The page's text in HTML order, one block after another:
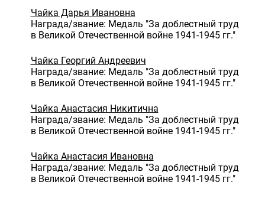
Чайка Дарья Ивановна
Награда/звание: Медаль "За доблестный труд
в Великой Отечественной войне 1941-1945 гг."
Чайка Георгий Андреевич
Награда/звание: Медаль "За доблестный труд
в Великой Отечественной войне 1941-1945 гг."
Чайка Анастасия Никитична
Награда/звание: Медаль "За доблестный труд
в Великой Отечественной войне 1941-1945 гг."
Чайка Анастасия Ивановна
Награда/звание: Медаль "За доблестный труд
в Великой Отечественной войне 1941-1945 гг."